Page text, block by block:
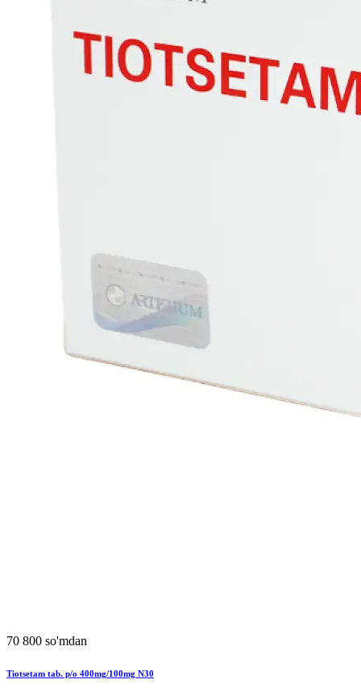
70 800 so'mdan
Tiotsetam tab. p/o 400mg/100mg N30